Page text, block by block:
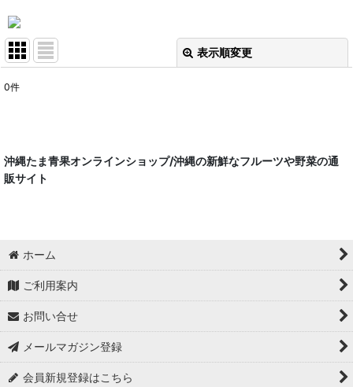
表示順変更
0件
沖縄たま青果オンラインショップ/沖縄の新鮮なフルーツや野菜の通
販サイト
ホーム
ご利用案内
お問い合せ
メールマガジン登録
会員新規登録はこちら